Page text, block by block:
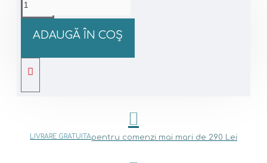
ADAUGĂ ÎN COŞ
LIVRARE GRATUITApentru comenzi mai mari de 290 Lei